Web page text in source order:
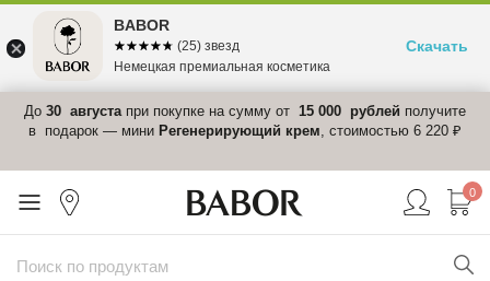
До 30 августапри покупке на сумму от 15 000 рублей получите
в подарок — мини Регенерирующий крем, стоимостью 6 220 ₽
0
BABOR
☆☆☆☆☆
★★★★★ (25) звезд
Немецкая премиальная косметика
Скачать